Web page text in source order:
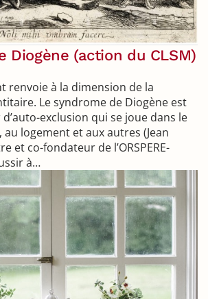
Diogène (action du CLSM)
renvoie à la dimension de la
Le syndrome de Diogène est
exclusion qui se joue dans le
logement et aux autres (Jean
et co-fondateur de l’ORSPERE-
à…